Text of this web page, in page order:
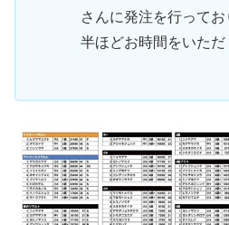
さんに発注を行って
半ほどお時間をいただ